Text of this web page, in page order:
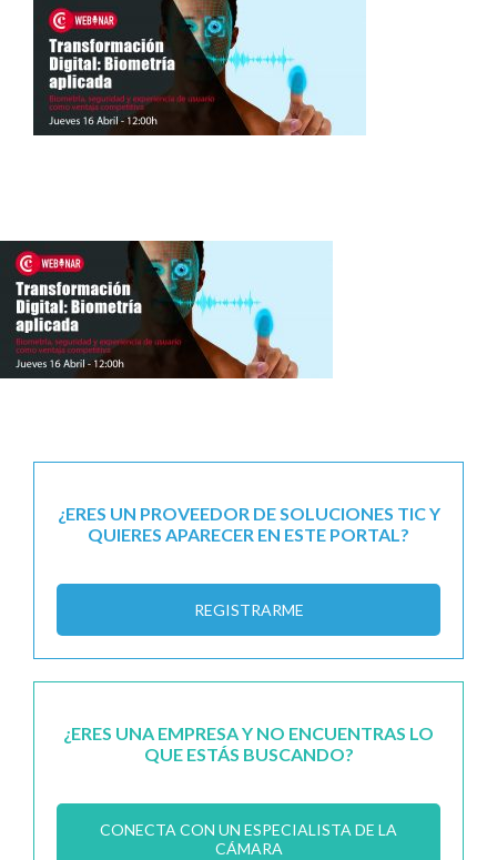
¿ERES UN PROVEEDOR DE SOLUCIONES TIC Y
QUIERES APARECER EN ESTE PORTAL?
REGISTRARME
¿ERES UNA EMPRESA Y NO ENCUENTRAS LO
QUE ESTÁS BUSCANDO?
CONECTA CON UN ESPECIALISTA DE LA
CÁMARA